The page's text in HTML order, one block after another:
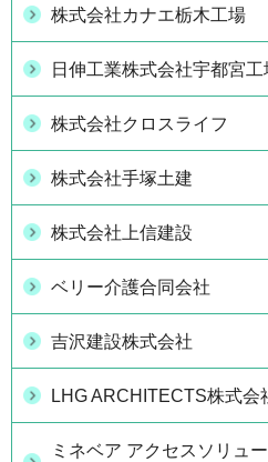
株式会社カナエ栃木工場
日伸工業株式会社宇都宮工
株式会社クロスライフ
株式会社手塚土建
株式会社上信建設
ベリー介護合同会社
吉沢建設株式会社
LHG ARCHITECTS株式会
ミネベア アクセスソリュ